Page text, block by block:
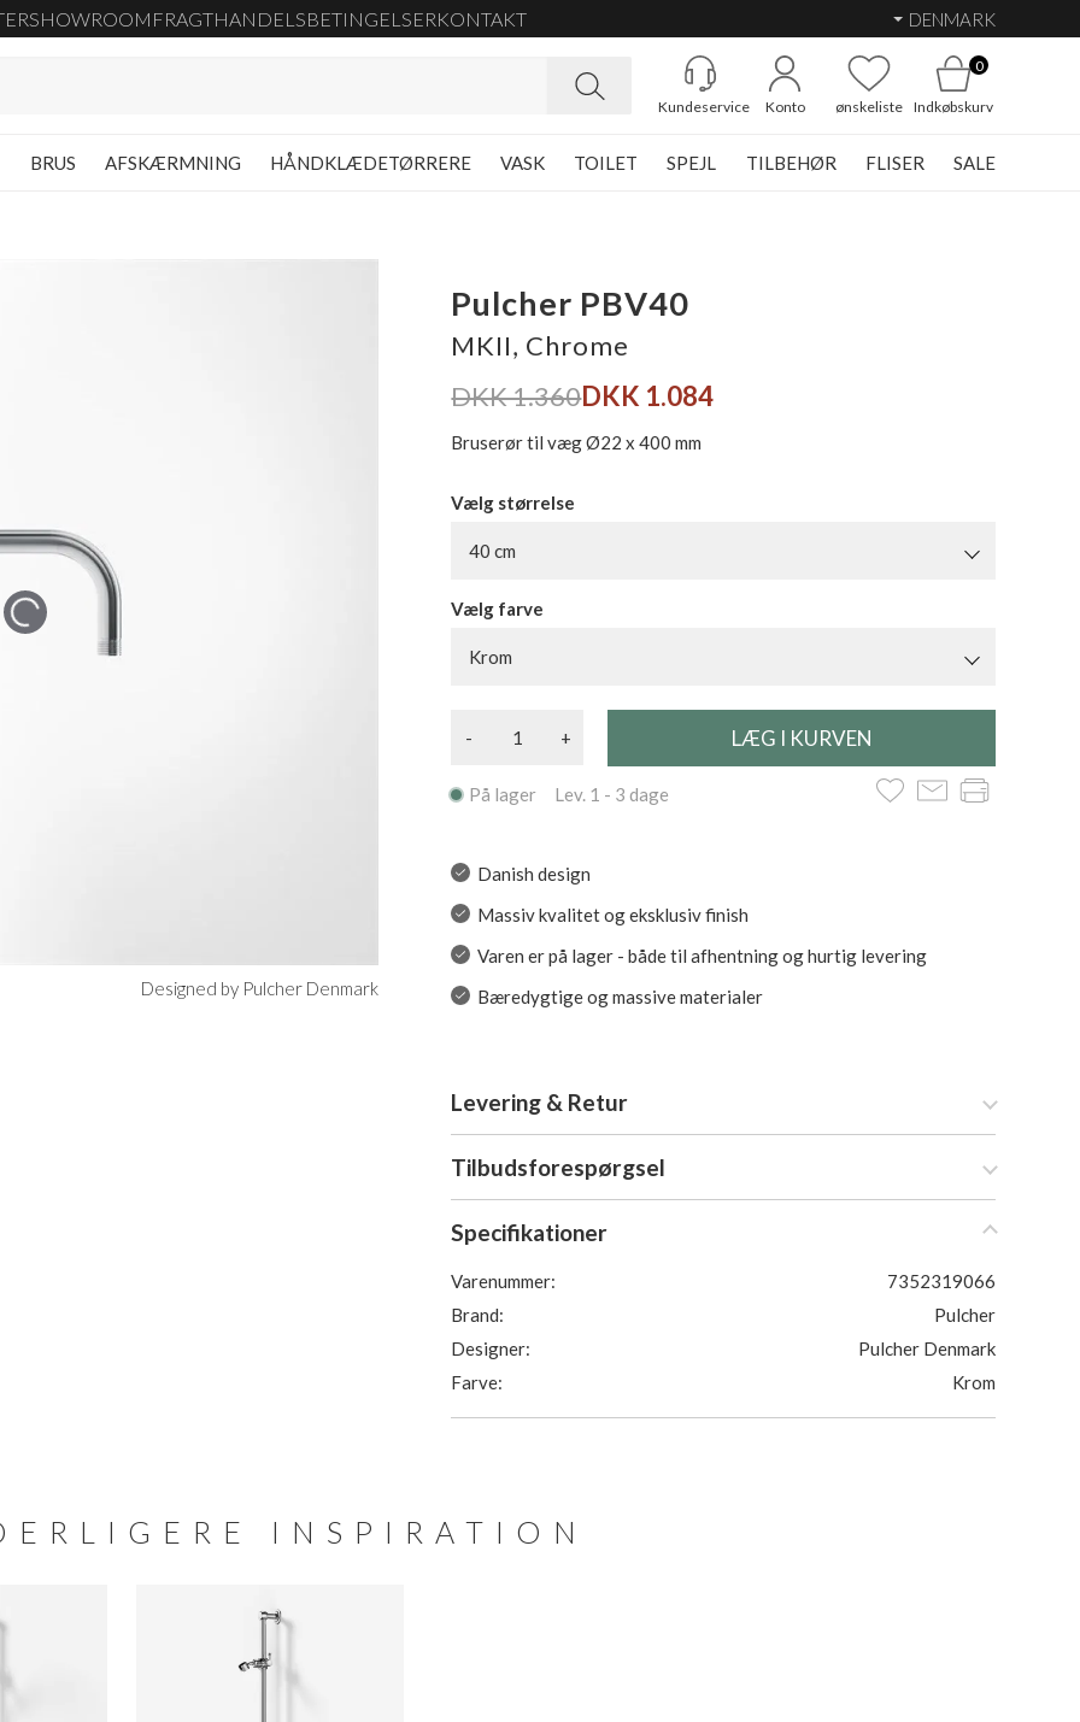
SHOWROOM FRAGTHANDELSBETINGELSERKONTAKT DENMARK
Kundeservice Konto ønskeliste
0
Indkøbskurv
BRUS AFSKÆRMNING HÅNDKLÆDETØRRERE VASK TOILET SPEJL TILBEHØR FLISER SALE
Designed by Pulcher Denmark
Pulcher PBV40
MKII, Chrome
DKK 1.360DKK 1.084
Bruserør til væg Ø22 x 400 mm
Vælg størrelse
40 cm
Vælg farve
Krom
- +
På lager Lev. 1 - 3 dage
Danish design
Massiv kvalitet og eksklusiv finish
Varen er på lager - både til afhentning og hurtig levering
Bæredygtige og massive materialer
Levering & Retur
Tilbudsforespørgsel
Specifikationer
Varenummer:
7352319066
Brand:
Pulcher
Designer:
Pulcher Denmark
Farve:
Krom
INSPIRATION